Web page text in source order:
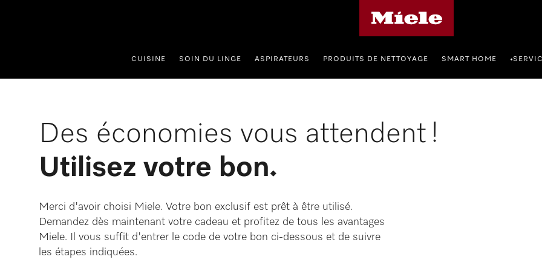
CUISINE SOIN DU LINGE ASPIRATEURS PRODUITS DE NETTOYAGE SMART HOME •
Des économies vous attendent !
Utilisez votre bon.
Merci d'avoir choisi Miele. Votre bon exclusif est prêt à être utilisé.
Demandez dès maintenant votre cadeau et profitez de tous les avantages
Miele. Il vous suffit d'entrer le code de votre bon ci-dessous et de suivre
les étapes indiquées.